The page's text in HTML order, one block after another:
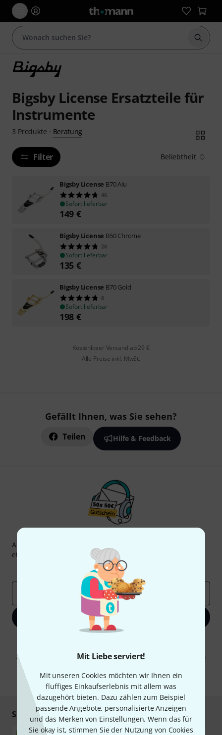
Mit Liebe serviert!
Mit unseren Cookies möchten wir Ihnen ein
fluffiges Einkaufserlebnis mit allem was
dazugehört bieten. Dazu zählen zum Beispiel
passende Angebote, personalisierte Anzeigen
und das Merken von Einstellungen. Wenn das für
Sie okay ist, stimmen Sie der Nutzung von Cookies
Suche
Bigsby License Ersatzteile für
Instrumente
3 Produkte · Beratung
Filter Beliebtheit
Bigsby License B70 Alu
46
Sofort lieferbar
149 €
Bigsby License B50 Chrome
26
Sofort lieferbar
135 €
Bigsby License B70 Gold
8
Sofort lieferbar
198 €
Kostenloser Versand ab 29 €
Alle Preise inkl. MwSt.
Gefällt Ihnen, was Sie sehen?
Teilen Hilfe & Feedback
Abonniere den Thomann Newsletter und gewinne mit
etwas Glück einen von
50 Gutscheinen
Inspirierende Beiträge
Deals
Jetzt anmelden
Abmeldung ist jederzeit möglich. Weitere Informationen finden Sie in
* Pflichtfeld
Sicher einkaufen & bezahlen